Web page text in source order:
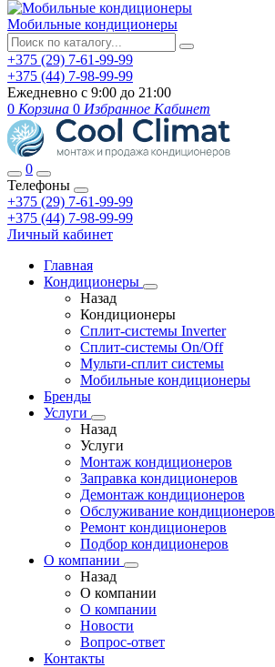
Мобильные кондиционеры
+375 (29) 7-61-99-99
+375 (44) 7-98-99-99
Ежедневно с 9:00 до 21:00
0 Корзина 0 Избранное Кабинет
0
Телефоны
+375 (29) 7-61-99-99
+375 (44) 7-98-99-99
Личный кабинет
Главная
Кондиционеры
Назад
Кондиционеры
Сплит-системы Inverter
Сплит-системы On/Off
Мульти-сплит системы
Мобильные кондиционеры
Бренды
Услуги
Назад
Услуги
Монтаж кондиционеров
Заправка кондиционеров
Демонтаж кондиционеров
Обслуживание кондиционеров
Ремонт кондиционеров
Подбор кондиционеров
О компании
Назад
О компании
О компании
Новости
Вопрос-ответ
Контакты